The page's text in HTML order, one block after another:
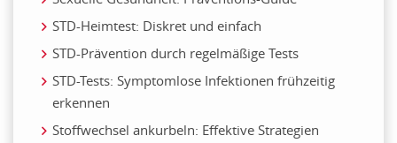
STD-Heimtest: Diskret und einfach
STD-Prävention durch regelmäßige Tests
STD-Tests: Symptomlose Infektionen frühzeitig
erkennen
Stoffwechsel ankurbeln: Effektive Strategien